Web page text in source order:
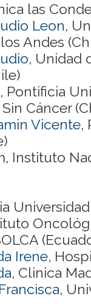
las
Leon,
Andes
, Unidad
, Pontificia
Cáncer
Vicente,
, Instituto
Irene,
, Clinica
,